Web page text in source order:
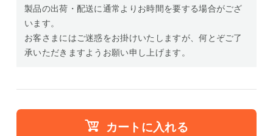
製品の出荷・配送に通常よりお時間を要する場合がござ
います。
お客さまにはご迷惑をお掛けいたしますが、何とぞご了
承いただきますようお願い申し上げます。
カートに入れる